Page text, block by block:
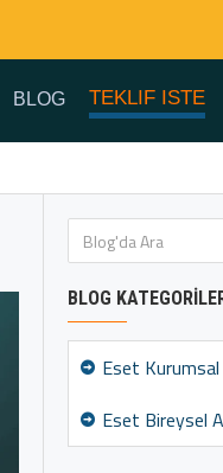
BLOG TEKLIF ISTE
BLOG
Eset
Eset Bireysel